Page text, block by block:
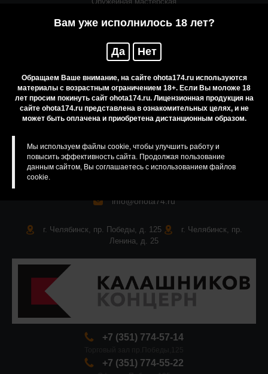
Вам уже исполнилось 18 лет?
Да Нет
Обращаем Ваше внимание, на сайте ohota174.ru используются
материалы с возрастным ограничением 18+. Если Вы моложе 18
лет просим покинуть сайт ohota174.ru. Лицензионная продукция на
сайте ohota174.ru представлена в ознакомительных целях, и не
может быть оплачена и приобретена дистанционным образом.
Мы используем файлы cookie, чтобы улучшить работу и
повысить эффективность сайта. Продолжая пользование
данным сайтом, Вы соглашаетесь с использованием файлов
cookie.
Помощь
Резервирование
Приобретение лицензионных товаров
Бренды
Карта сайта
info@ohota74.ru
г. Челябинск, пр. Победы, д. 125
г. Челябинск, пр.
Ленина, д. 25
+7 (351) 774-57-14
+7 (351) 774-55-22